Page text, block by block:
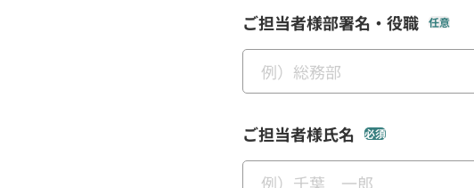
ご担当者様部署名・役職 任意
ご担当者様氏名 必須